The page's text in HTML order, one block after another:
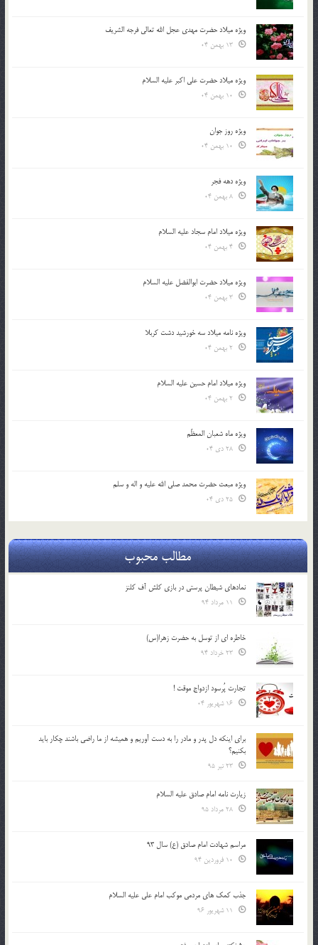
ویژه میلاد حضرت مهدی عجل الله تعالی فرجه الشريف
ویژه میلاد حضرت علی اکبر علیه السلام
ویژه روز جوان
ویژه دهه فجر
ویژه میلاد امام سجاد علیه السلام
ویژه میلاد حضرت ابوالفضل علیه السلام
ویژه نامه میلاد سه خورشید دشت کربلا
ویژه میلاد امام حسین علیه السلام
ویژه ماه شعبان المعظّم
ویژه مبعث حضرت محمد صلی الله علیه و اله و سلم
مطالب محبوب
نمادهای شیطان پرستی در بازی کلش آف کلنز
خاطره ای از توسل به حضرت زهرا(س)
تجارت پُرسود ازدواج موقت !
براي اينكه دل پدر و مادر را به دست آوريم و هميشه از ما راضي باشند چكار بايد
بكنيم؟
زیارت نامه امام صادق علیه السلام
مراسم شهادت امام صادق (ع) سال 93
جذب کمک های مردمی موکب امام علی علیه السلام